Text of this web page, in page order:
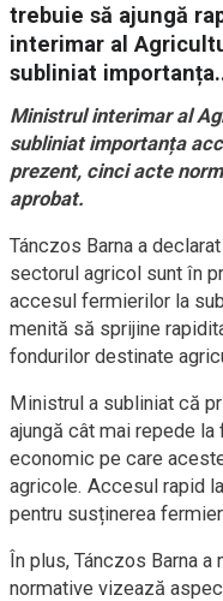
trebuie să ajungă
interimar al
subliniat
Ministrul interimar al
subliniat importanța
prezent, cinci acte
aprobat.
Tánczos Barna a
sectorul agricol sunt în
accesul fermierilor la
menită să sprijine
fondurilor destinate
Ministrul a subliniat că
ajungă cât mai repede
economic pe care
agricole. Accesul rapid
pentru susținerea
În plus, Tánczos Barna
normative vizează